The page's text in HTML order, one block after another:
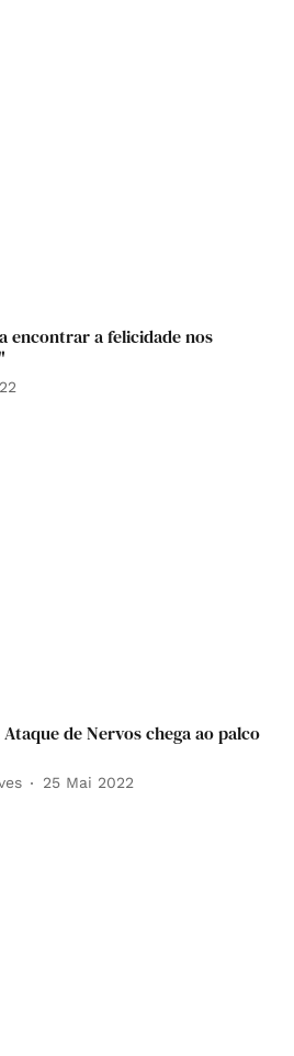
encontrar a felicidade nos
de Nervos chega ao palco
25 Mai 2022